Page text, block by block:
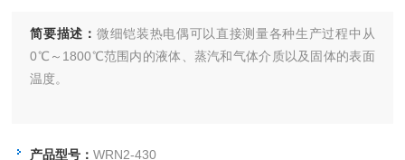
简要描述： 微细铠装热电偶可以直接测量各种生产过程中从
0℃～1800℃范围内的液体、蒸汽和气体介质以及固体的表面
温度。
产品型号：WRN2-430